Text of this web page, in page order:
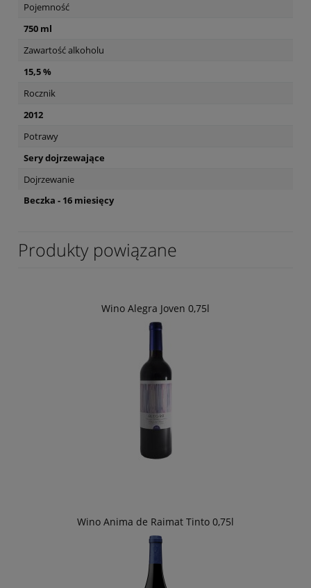
Pojemność
750 ml
Zawartość alkoholu
15,5 %
Rocznik
2012
Potrawy
Sery dojrzewające
Dojrzewanie
Beczka - 16 miesięcy
Produkty powiązane
Wino Alegra Joven 0,75l
Wino Anima de Raimat Tinto 0,75l